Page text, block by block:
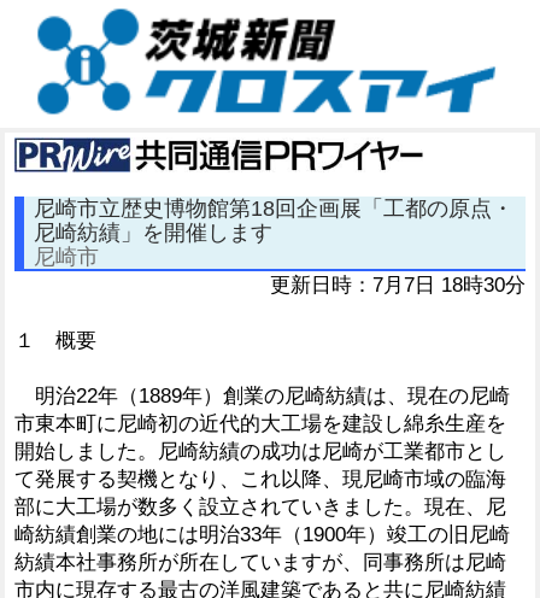
尼崎市立歴史博物館第18回企画展「工都の原点・
尼崎紡績」を開催します
尼崎市
更新日時：7月7日 18時30分
１ 概要
明治22年（1889年）創業の尼崎紡績は、現在の尼崎
市東本町に尼崎初の近代的大工場を建設し綿糸生産を
開始しました。尼崎紡績の成功は尼崎が工業都市とし
て発展する契機となり、これ以降、現尼崎市域の臨海
部に大工場が数多く設立されていきました。現在、尼
崎紡績創業の地には明治33年（1900年）竣工の旧尼崎
紡績本社事務所が所在していますが、同事務所は尼崎
市内に現存する最古の洋風建築であると共に尼崎紡績